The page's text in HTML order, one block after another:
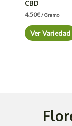
CBD
4.50€/ Gramo
Ver Variedad